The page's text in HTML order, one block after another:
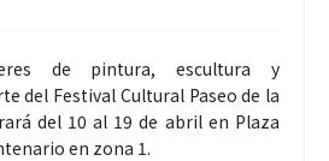
de pintura, escultura y
del Festival Cultural Paseo de la
del 10 al 19 de abril en Plaza
en zona 1.